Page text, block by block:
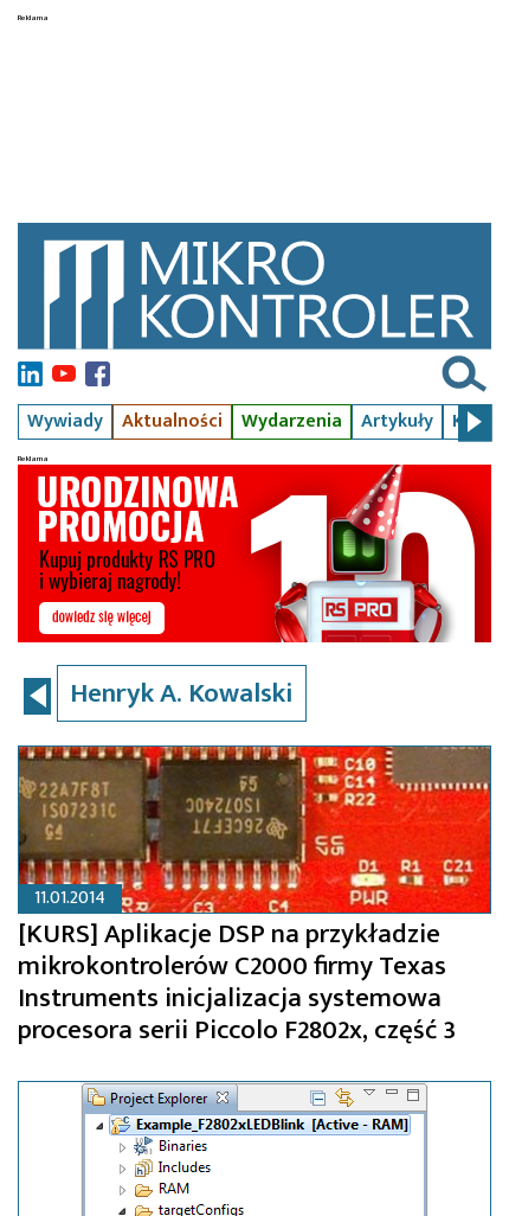
Wywiady Aktualności Wydarzenia Artykuły Kursy
Henryk A. Kowalski
11.01.2014
[KURS] Aplikacje DSP na przykładzie
mikrokontrolerów C2000 firmy Texas
Instruments inicjalizacja systemowa
procesora serii Piccolo F2802x, część 3